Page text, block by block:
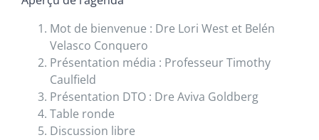
Mot de bienvenue : Dre Lori West et Belén
Velasco Conquero
Présentation média : Professeur Timothy
Caulfield
Présentation DTO : Dre Aviva Goldberg
Table ronde
Discussion libre